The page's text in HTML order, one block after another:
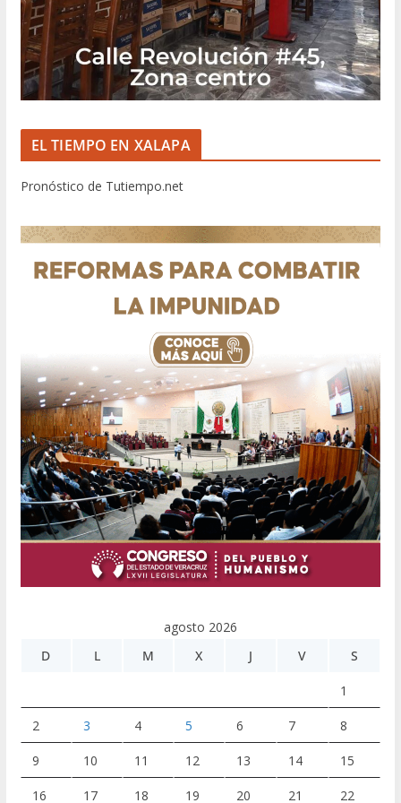
EL TIEMPO EN XALAPA
Pronóstico de Tutiempo.net
agosto 2026
D
L M X J V S
1
2 3 4 5 6 7 8
9 10 11 12 13 14 15
16 17 18 19 20 21 22